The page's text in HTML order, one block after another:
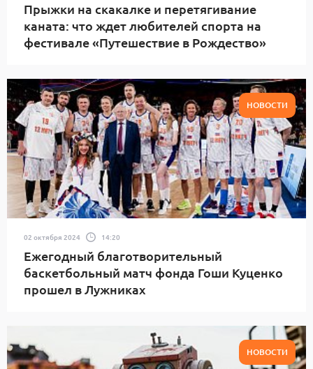
Прыжки на скакалке и перетягивание
каната: что ждет любителей спорта на
фестивале «Путешествие в Рождество»
НОВОСТИ
02 октября 2024 14:20
Ежегодный благотворительный
баскетбольный матч фонда Гоши Куценко
прошел в Лужниках
НОВОСТИ